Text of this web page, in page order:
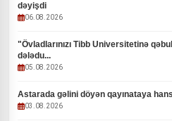
dəyişdi
06.08.2026
"Övladlarınızı Tibb Universitetinə
dələdu...
05.08.2026
Astarada gəlini döyən qayınataya
03.08.2026